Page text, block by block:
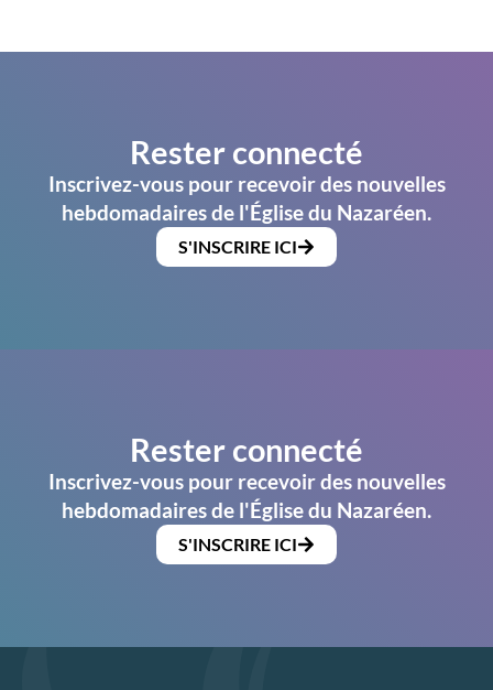
Rester connecté
Inscrivez-vous pour recevoir des nouvelles
hebdomadaires de l'Église du Nazaréen.
S'INSCRIRE ICI
Rester connecté
Inscrivez-vous pour recevoir des nouvelles
hebdomadaires de l'Église du Nazaréen.
S'INSCRIRE ICI